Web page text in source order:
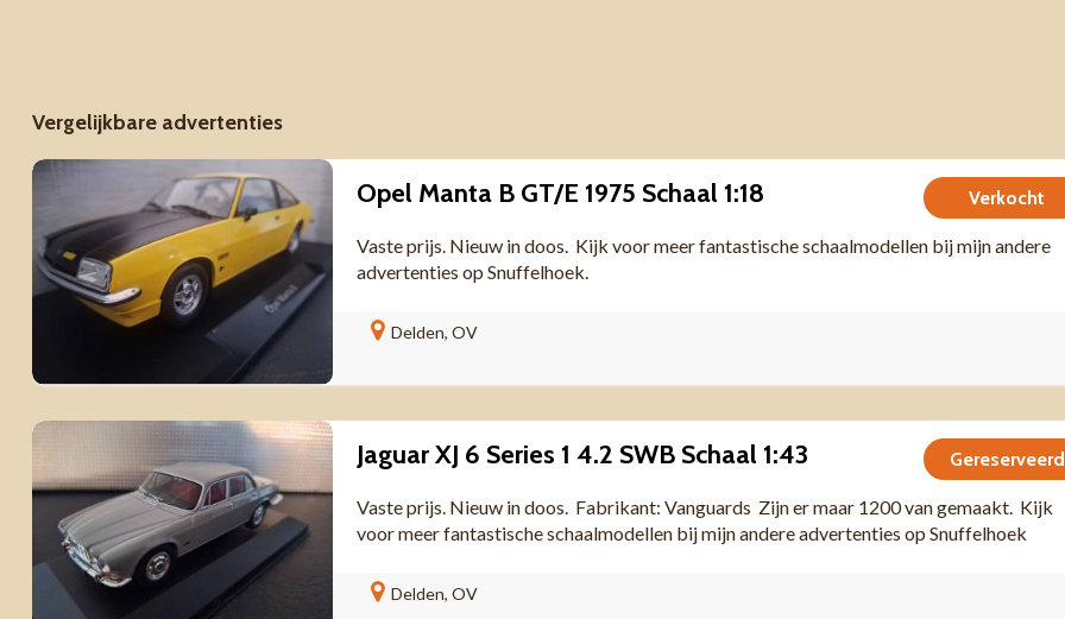
Vergelijkbare advertenties
Verkocht
Opel Manta B GT/E 1975 Schaal 1:18
Vaste prijs. Nieuw in doos. Kijk voor meer fantastische schaalmodellen bij mijn andere
advertenties op Snuffelhoek.
Delden, OV
Gereserveerd
Jaguar XJ 6 Series 1 4.2 SWB Schaal 1:43
Vaste prijs. Nieuw in doos. Fabrikant: Vanguards Zijn er maar 1200 van gemaakt. Kijk
voor meer fantastische schaalmodellen bij mijn andere advertenties op Snuffelhoek
Delden, OV